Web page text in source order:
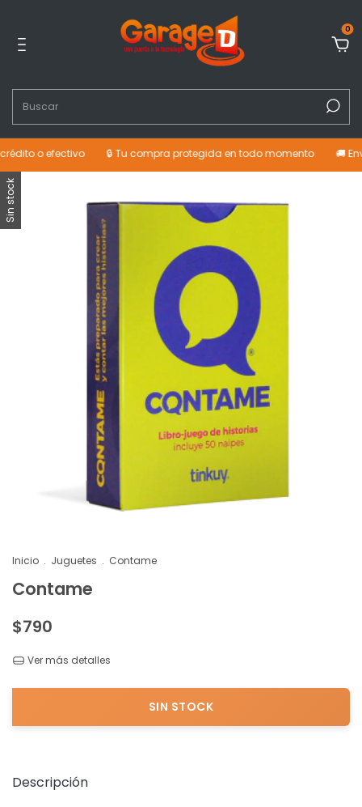
0
o efectivo 🔒 Tu compra protegida en todo momento 🚚
Sin stock
Inicio . Juguetes . Contame
Contame
$790
Ver más detalles
Descripción